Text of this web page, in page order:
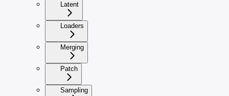
Latent
Loaders
Merging
Patch
Sampling